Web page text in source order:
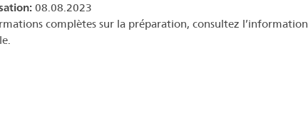
08.08.2023
complètes sur la préparation, consultez l’information